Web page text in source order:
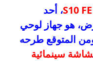
، أحد
هو جهاز لوحي
المتوقع طرحه
شاشة سينمائية